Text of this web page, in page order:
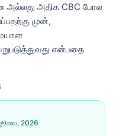
அல்லது அதிக CBC போல
முன்,
என்பதை
2026